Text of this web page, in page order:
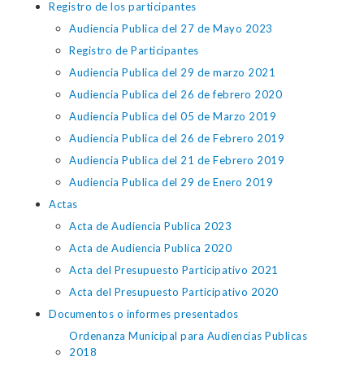
Registro de los participantes
Audiencia Publica del 27 de Mayo 2023
Registro de Participantes
Audiencia Publica del 29 de marzo 2021
Audiencia Publica del 26 de febrero 2020
Audiencia Publica del 05 de Marzo 2019
Audiencia Publica del 26 de Febrero 2019
Audiencia Publica del 21 de Febrero 2019
Audiencia Publica del 29 de Enero 2019
Actas
Acta de Audiencia Publica 2023
Acta de Audiencia Publica 2020
Acta del Presupuesto Participativo 2021
Acta del Presupuesto Participativo 2020
Documentos o informes presentados
Ordenanza Municipal para Audiencias Publicas
2018